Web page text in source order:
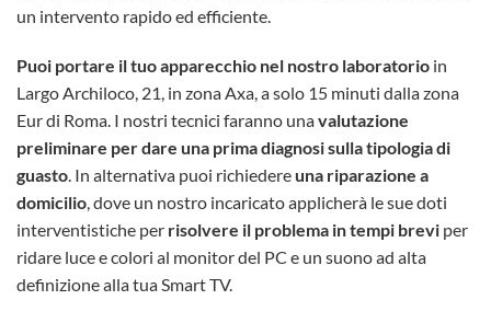
un intervento rapido ed efficiente.
Puoi portare il tuo apparecchio nel nostro laboratorio in
Largo Archiloco, 21, in zona Axa, a solo 15 minuti dalla zona
Eur di Roma. I nostri tecnici faranno unavalutazione
preliminare per dare una prima diagnosi sulla tipologia di
guasto. In alternativa puoi richiedere una riparazione a
domicilio, dove un nostro incaricato applicherà le sue doti
interventistiche per risolvere il problema in tempi brevi per
ridare luce e colori al monitor del PC e un suono ad alta
definizione alla tua Smart TV.